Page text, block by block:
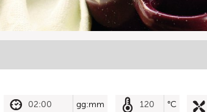
02:00 gg:mm 120 °C